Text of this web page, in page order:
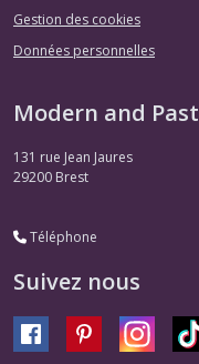
Gestion des cookies
Données personnelles
Modern and Past
131 rue Jean Jaures
29200 Brest
Téléphone
Suivez nous